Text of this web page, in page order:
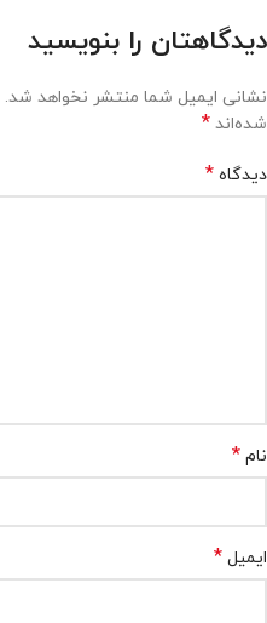
دیدگاهتان را بنویسید
نشانی ایمیل شما منتشر نخواهد شد.
شده‌اند *
دیدگاه *
نام *
ایمیل *